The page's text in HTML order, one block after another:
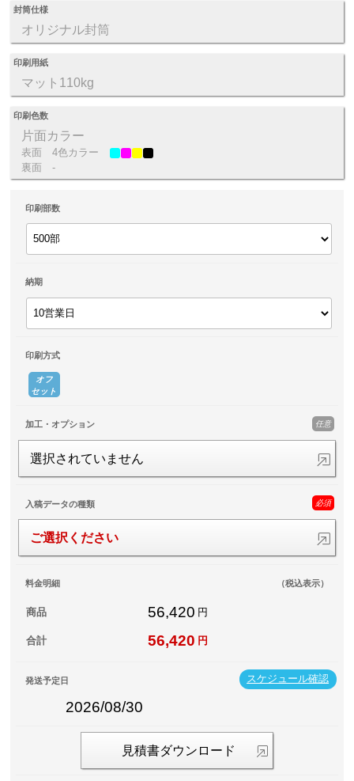
封筒仕様
オリジナル封筒
印刷用紙
マット110kg
印刷色数
片面カラー
表面
4色カラー
裏面
-
印刷部数
納期
印刷方式
オフ
セット
加工・オプション 任意
選択されていません
入稿データの種類 必須
ご選択ください
料金明細 （税込表示）
商品 56,420 円
合計 56,420 円
スケジュール確認
発送予定日
2026/08/30
見積書ダウンロード